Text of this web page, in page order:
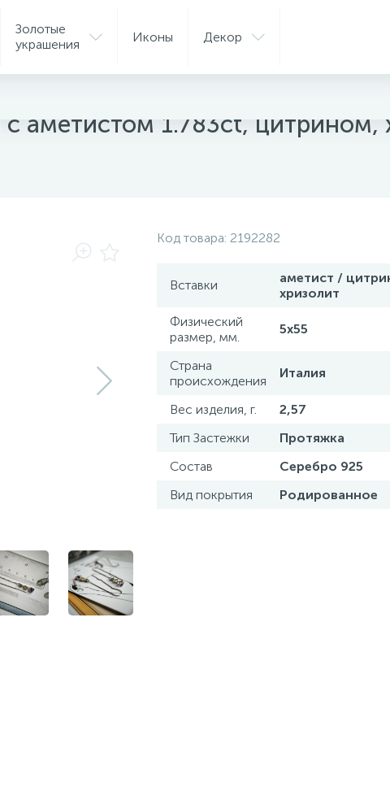
Золотые
украшения
Иконы Декор
аметистом 1.783ct, цитрином,
Код товара: 2192282
Вставки
аметист /
хризолит
Физический
размер, мм.
5х55
Страна
происхождения
Италия
Вес изделия, г.
2,57
Тип Застежки
Протяжка
Состав
Серебро 925
Вид покрытия
Родированное